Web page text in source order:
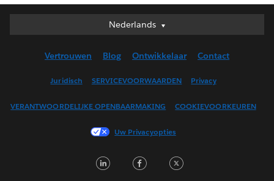
Nederlands
Nederlands
English (UK)
Français (Canada)
Français (France)
日本語
Vertrouwen Blog Ontwikkelaar Contact
Juridisch SERVICEVOORWAARDEN Privacy
VERANTWOORDELIJKE OPENBAARMAKING COOKIEVOORKEUREN
Uw Privacyopties
LinkedInFacebook